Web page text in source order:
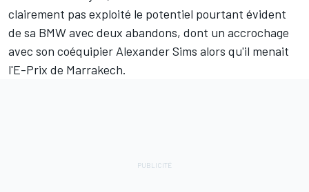
clairement pas exploité le potentiel pourtant évident
de sa BMW avec deux abandons, dont un accrochage
avec son coéquipier Alexander Sims alors qu'il menait
l'E-Prix de Marrakech.